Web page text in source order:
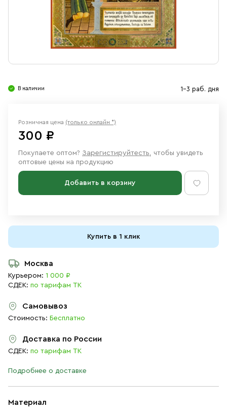
Ювелирные изделия
В наличии 1-3 раб. дня
Материал
Розничная цена (только онлайн *)
300 ₽
Покупаете оптом? Зарегистируйтесть, чтобы увидеть
оптовые цены на продукцию
Добавить в корзину
Купить в 1 клик
Москва
Курьером: 1 000 ₽
СДЕК: по тарифам ТК
Самовывоз
Стоимость: Бесплатно
Доставка по России
СДЕК: по тарифам ТК
Подробнее о доставке